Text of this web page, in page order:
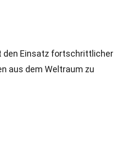
den Einsatz fortschrittlicher
aus dem Weltraum zu